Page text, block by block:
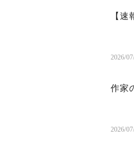
【
2026/
作家
2026/